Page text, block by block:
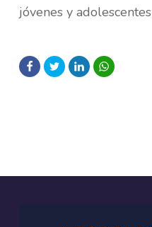
jóvenes y adolescentes